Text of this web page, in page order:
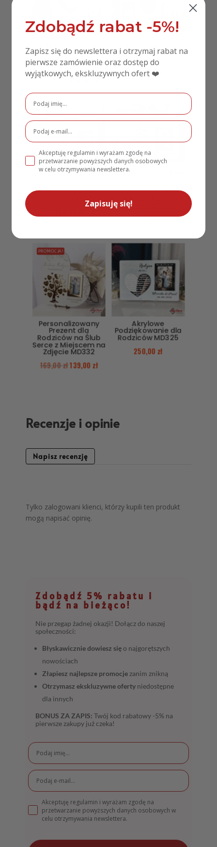
Podziękowanie dla
Rodziców Ślub z
sercem złota pleksi
MD377
180,00 139,00
Podziękowanie dla
rodziców MD351
złote
250,00zł
rodziców z pleksi
lustrzaną MD431
rodziców z pleksi
lustrzaną 40x60cm
299,00zł199,00zł
PROMOCJA!
Personalizowany
Prezent dla
Rodziców na Ślub
Serce z Miejscem na
Zdjęcie MD332
169,00 zł139,00 zł
Akrylowe
Podziękowanie dla
Rodziców MD325
250,00 zł
Recenzje i opinie
Napisz recenzję
Tylko zalogowani klienci, którzy kupili ten produkt
mogą napisać opinię.
Zdobądź 5% rabatu i
bądź na bieżąco!
Nie przegap żadnej okazji! Dołącz do naszej
społeczności:
Błyskawicznie dowiesz sięo najgorętszych
nowościach
Złapiesz najlepsze promocje zanim znikną
Otrzymasz ekskluzywne oferty niedostępne
dla innych
BONUS ZA ZAPIS: Twój kod rabatowy -5% na
pierwsze zakupy już czeka!
Akceptuję regulamin i wyrażam zgodę na
przetwarzanie powyższych danych osobowych w
celu otrzymywania newslettera.
Zdobądź rabat -5%!
Zapisz się do newslettera i otrzymaj rabat na
pierwsze zamówienie oraz dostęp do
wyjątkowych, ekskluzywnych ofert ❤️
Akceptuję regulamin i wyrażam zgodę na
przetwarzanie powyższych danych osobowych
w celu otrzymywania newslettera.
Zapisuję się!